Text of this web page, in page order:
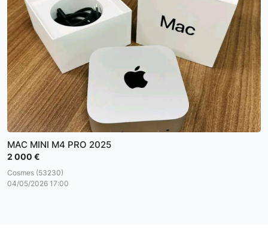
MAC MINI M4 PRO 2025
2 000 €
Cosmes (53230)
04/05/2026 17:00